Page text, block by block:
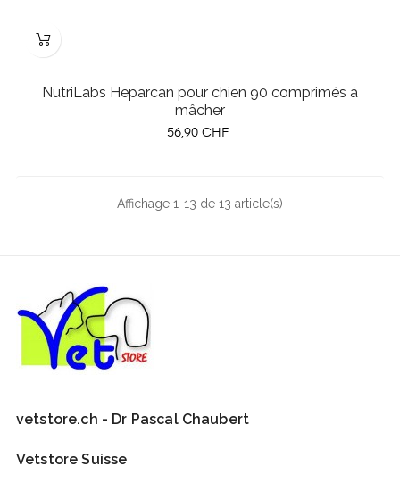
NutriLabs Heparcan pour chien 90 comprimés à
mâcher
Prix
56,90 CHF
Affichage 1-13 de 13 article(s)
vetstore.ch - Dr Pascal Chaubert
Vetstore Suisse